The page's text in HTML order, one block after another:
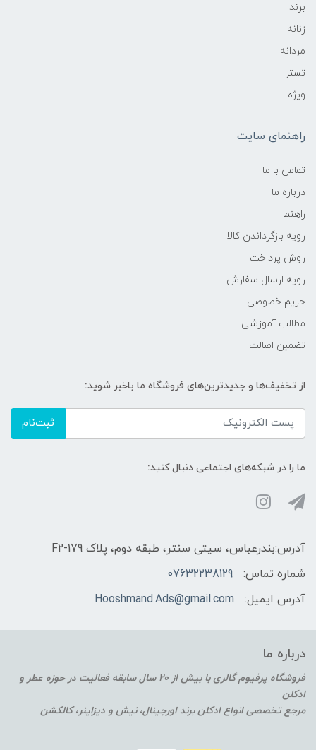
برند
زنانه
مردانه
تستر
ویژه
راهنمای سایت
تماس با ما
درباره ما
راهنما
رویه‌ بازگرداندن کالا
روش پرداخت
رویه ارسال سفارش
حریم خصوصی
مطالب آموزشی
تضمین اصالت
از تخفیف‌ها و جدیدترین‌های فروشگاه ما باخبر شوید:
ثبت‌نام
ما را در شبکه‌های اجتماعی دنبال کنید:
آدرس:بندرعباس، سیتی سنتر، طبقه دوم، پلاک F2-179
شماره تماس:
07632238129
آدرس ایمیل:
Hooshmand.Ads@gmail.com
درباره ما
فروشگاه پرفیوم گالری با بیش از 20 سال سابقه فعالیت در حوزه عطر و
ادکلن
مرجع تخصصی انواع ادکلن برند اورجینال، نیش و دیزاینر، کالکشن